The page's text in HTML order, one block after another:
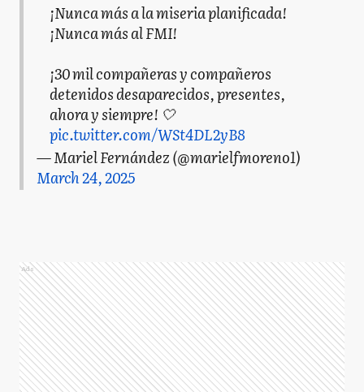
¡Nunca más a la miseria planificada!
¡Nunca más al FMI!
¡30 mil compañeras y compañeros
detenidos desaparecidos, presentes,
ahora y siempre! 🤍
pic.twitter.com/WSt4DL2yB8
— Mariel Fernández (@marielfmoreno1)
March 24, 2025
Ads